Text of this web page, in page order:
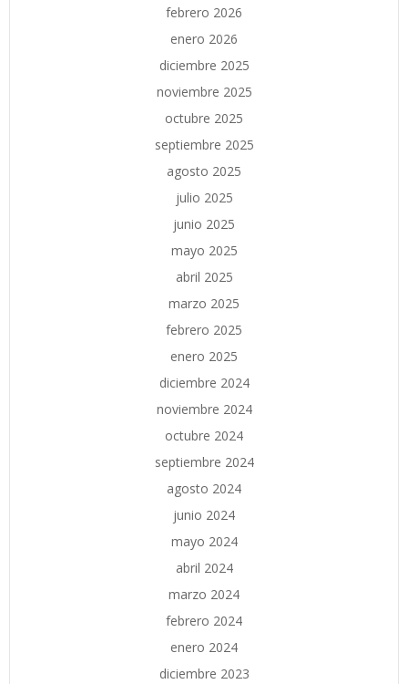
febrero 2026
enero 2026
diciembre 2025
noviembre 2025
octubre 2025
septiembre 2025
agosto 2025
julio 2025
junio 2025
mayo 2025
abril 2025
marzo 2025
febrero 2025
enero 2025
diciembre 2024
noviembre 2024
octubre 2024
septiembre 2024
agosto 2024
junio 2024
mayo 2024
abril 2024
marzo 2024
febrero 2024
enero 2024
diciembre 2023